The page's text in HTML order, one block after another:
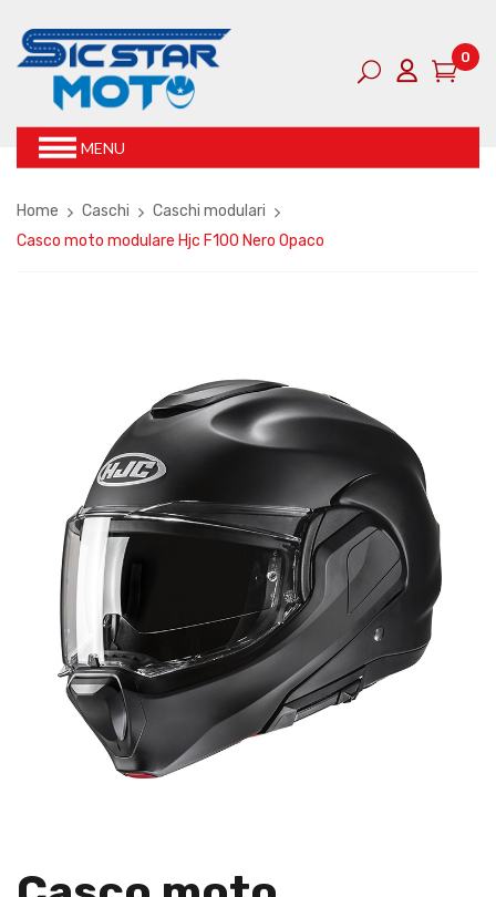
0
MENU
Home Caschi
Caschi modulari
Casco moto modulare Hjc F100 Nero Opaco